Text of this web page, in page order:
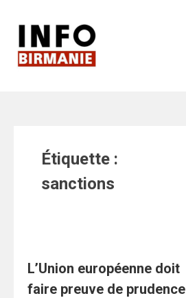
Étiquette :
sanctions
L’Union européenne doit
faire preuve de prudence